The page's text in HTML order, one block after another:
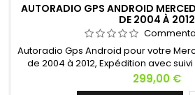
AUTORADIO GPS ANDROID
DE 2004 À 2012
Autoradio Gps Android pour votre
de 2004 à 2012, Expédition avec
contacter si vous avez une
Prix
299,00 €